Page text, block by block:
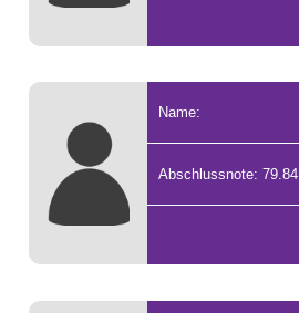
Name:
Abschlussnote: 79.84